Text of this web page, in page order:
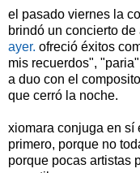
el pasado viernes la
brindó un concierto
ayer. ofreció éxitos
mis recuerdos",
a duo con el
que cerró la noche.
xiomara conjuga en sí
primero, porque no
porque pocas artistas